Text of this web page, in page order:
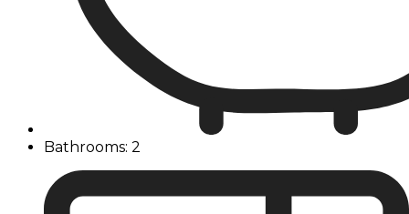
Bathrooms: 2